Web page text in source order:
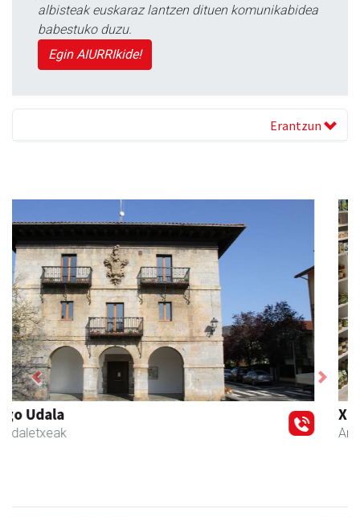
albisteak euskaraz lantzen dituen komunikabidea
babestuko duzu.
Egin AIURRIkide!
Erantzun
Xixori belar-denda
Andoain - Belar-denda
Previous Next